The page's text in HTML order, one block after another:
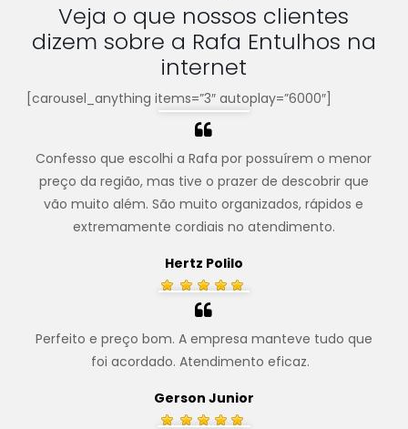
Veja o que nossos clientes
dizem sobre a Rafa Entulhos na
internet
[carousel_anything items=”3″ autoplay=”6000″]
Confesso que escolhi a Rafa por possuírem o menor
preço da região, mas tive o prazer de descobrir que
vão muito além. São muito organizados, rápidos e
extremamente cordiais no atendimento.
Hertz Polilo
Perfeito e preço bom. A empresa manteve tudo que
foi acordado. Atendimento eficaz.
Gerson Junior